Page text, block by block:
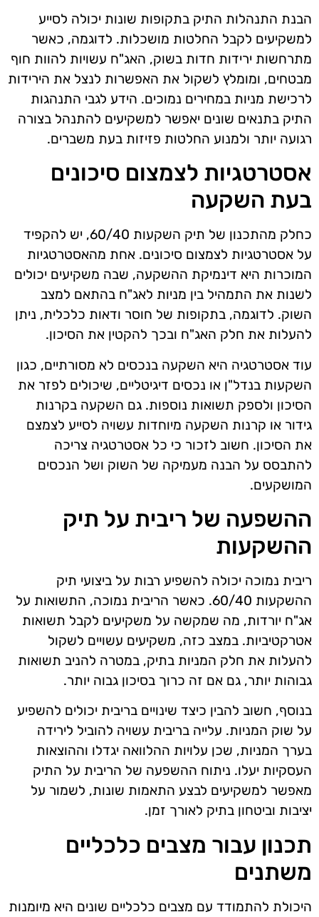
הבנת התנהלות התיק בתקופות שונות יכולה לסייע
למשקיעים לקבל החלטות מושכלות. לדוגמה, כאשר
מתרחשות ירידות חדות בשוק, האג"ח עשויות להוות חוף
מבטחים, ומומלץ לשקול את האפשרות לנצל את הירידות
לרכישת מניות במחירים נמוכים. הידע לגבי התנהגות
התיק בתנאים שונים יאפשר למשקיעים להתנהל בצורה
רגועה יותר ולמנוע החלטות פזיזות בעת משברים.
אסטרטגיות לצמצום סיכונים
בעת השקעה
כחלק מהתכנון של תיק השקעות 60/40, יש להקפיד
על אסטרטגיות לצמצום סיכונים. אחת מהאסטרטגיות
המוכרות היא דינמיקת ההשקעה, שבה משקיעים יכולים
לשנות את התמהיל בין מניות לאג"ח בהתאם למצב
השוק. לדוגמה, בתקופות של חוסר ודאות כלכלית, ניתן
להעלות את חלק האג"ח ובכך להקטין את הסיכון.
עוד אסטרטגיה היא השקעה בנכסים לא מסורתיים, כגון
השקעות בנדל"ן או נכסים דיגיטליים, שיכולים לפזר את
הסיכון ולספק תשואות נוספות. גם השקעה בקרנות
גידור או קרנות השקעה מיוחדות עשויה לסייע לצמצם
את הסיכון. חשוב לזכור כי כל אסטרטגיה צריכה
להתבסס על הבנה מעמיקה של השוק ושל הנכסים
המושקעים.
ההשפעה של ריבית על תיק
ההשקעות
ריבית נמוכה יכולה להשפיע רבות על ביצועי תיק
ההשקעות 60/40. כאשר הריבית נמוכה, התשואות על
אג"ח יורדות, מה שמקשה על משקיעים לקבל תשואות
אטרקטיביות. במצב כזה, משקיעים עשויים לשקול
להעלות את חלק המניות בתיק, במטרה להניב תשואות
גבוהות יותר, גם אם זה כרוך בסיכון גבוה יותר.
בנוסף, חשוב להבין כיצד שינויים בריבית יכולים להשפיע
על שוק המניות. עלייה בריבית עשויה להוביל לירידה
בערך המניות, שכן עלויות ההלוואה יגדלו וההוצאות
העסקיות יעלו. ניתוח ההשפעה של הריבית על התיק
מאפשר למשקיעים לבצע התאמות שונות, לשמור על
יציבות וביטחון בתיק לאורך זמן.
תכנון עבור מצבים כלכליים
משתנים
היכולת להתמודד עם מצבים כלכליים שונים היא מיומנות